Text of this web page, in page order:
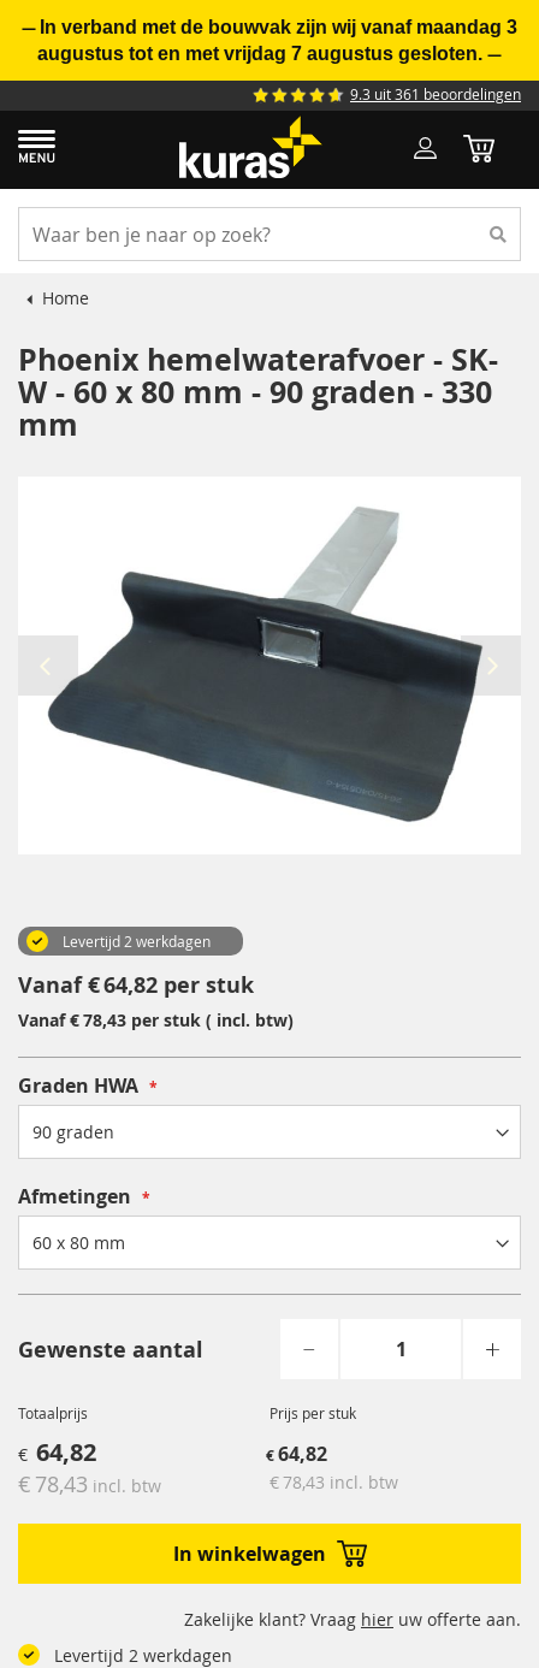
— In verband met de bouwvak zijn wij vanaf maandag 3
augustus tot en met vrijdag 7 augustus gesloten. —
9.3 uit 361 beoordelingen
Home
Phoenix hemelwaterafvoer - SK-
W - 60 x 80 mm - 90 graden - 330
mm
afbeeldingen-
gallerij
begin
van
de
afbeeldingen-
gallerij
Levertijd 2 werkdagen
Vanaf 64,82 per stuk
Vanaf 78,43 per stuk ( incl. btw)
Graden HWA
Afmetingen
Gewenste aantal
Totaalprijs
64,82
78,43 incl. btw
Prijs per stuk
64,82
78,43 incl. btw
In winkelwagen
Zakelijke klant? Vraag hier uw offerte aan.
Levertijd 2 werkdagen